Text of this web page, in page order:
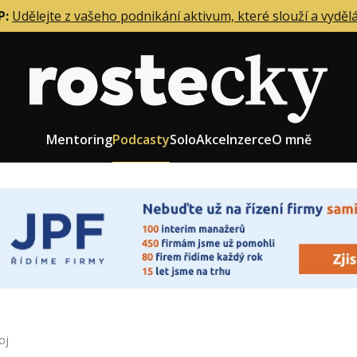
Udělejte z vašeho podnikání aktivum, které slouží a
MentoringPodcastySoloAkceInzerceO mně
firmy
zaměstnanců
a prodej
Role zakladatele/CEO
Růst firmy